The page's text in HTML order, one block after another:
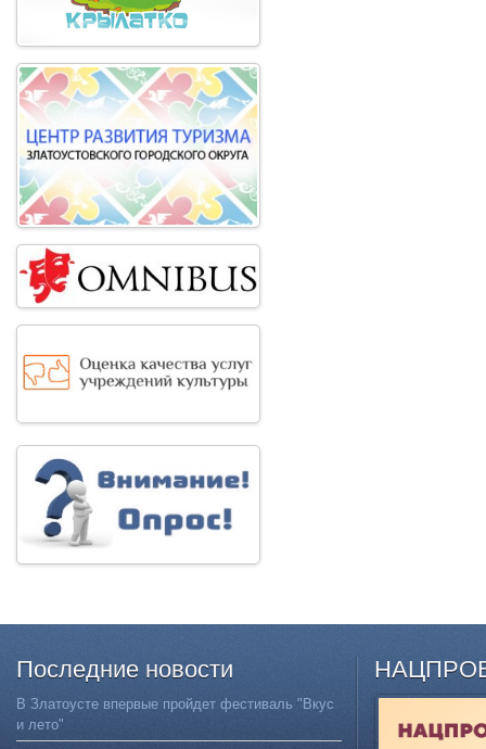
Последние новости
В Златоусте впервые пройдет фестиваль "Вкус
и лето"